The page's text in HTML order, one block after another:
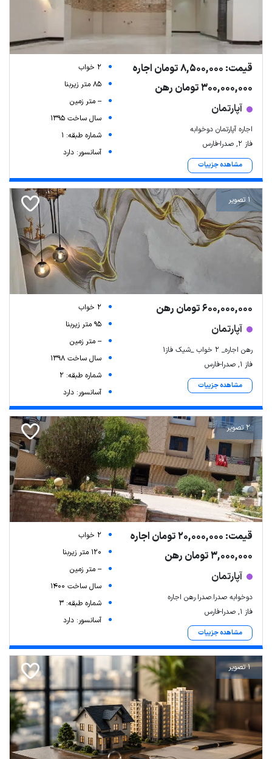
| Map data ©ariamarz.com
قیمت: 8,500,000 تومان اجاره
300,000,000 تومان رهن
آپارتمان
اجاره آپارتمان دوخوابه
فاز ۲, صدرا-فارس
مشاهده جزییات
2 خواب
85 متر زیربنا
-- متر زمین
سال ساخت 1395
شماره طبقه: 1
آسانسور: دارد
1 تصویر
600,000,000 تومان رهن
آپارتمان
رهن اجاره_ ۲ خواب _شیک فاز۱
فاز ۱, صدرا-فارس
مشاهده جزییات
2 خواب
95 متر زیربنا
-- متر زمین
سال ساخت 1398
شماره طبقه: 2
آسانسور: دارد
2 تصویر
قیمت: 20,000,000 تومان اجاره
3,000,000 تومان رهن
آپارتمان
دوخوابه صدرا.صدرا.رهن اجاره
فاز ۱, صدرا-فارس
مشاهده جزییات
2 خواب
120 متر زیربنا
-- متر زمین
سال ساخت 1400
شماره طبقه: 3
آسانسور: دارد
1 تصویر